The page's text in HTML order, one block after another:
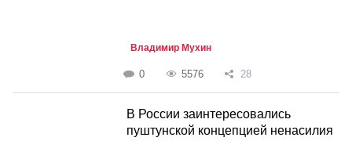
Владимир Мухин
0 5576 28
В России заинтересовались
пуштунской концепцией ненасилия